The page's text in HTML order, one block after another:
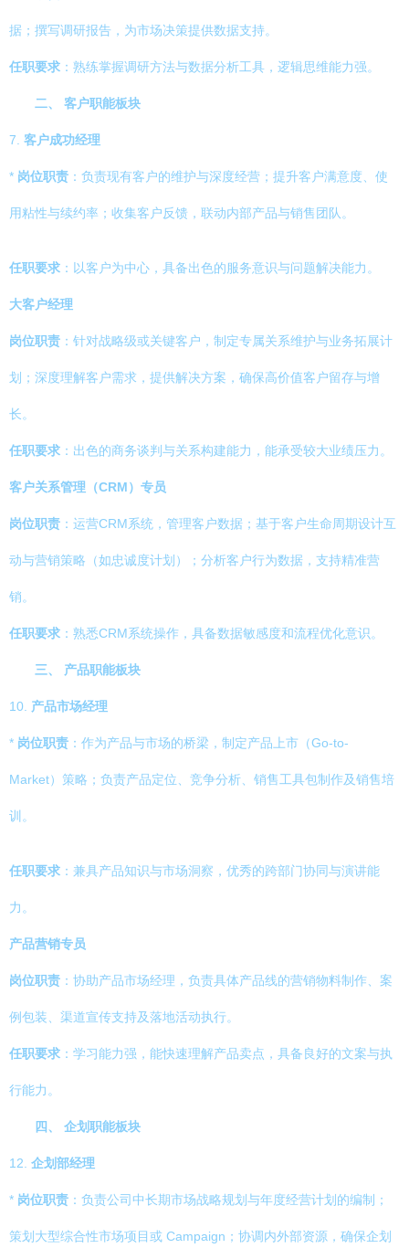
据；撰写调研报告，为市场决策提供数据支持。
任职要求 ：熟练掌握调研方法与数据分析工具，逻辑思维能力强。
二、 客户职能板块
7. 客户成功经理
* 岗位职责 ：负责现有客户的维护与深度经营；提升客户满意度、使
用粘性与续约率；收集客户反馈，联动内部产品与销售团队。
任职要求 ：以客户为中心，具备出色的服务意识与问题解决能力。
大客户经理
岗位职责 ：针对战略级或关键客户，制定专属关系维护与业务拓展计
划；深度理解客户需求，提供解决方案，确保高价值客户留存与增
长。
任职要求 ：出色的商务谈判与关系构建能力，能承受较大业绩压力。
客户关系管理（CRM）专员
岗位职责 ：运营CRM系统，管理客户数据；基于客户生命周期设计互
动与营销策略（如忠诚度计划）；分析客户行为数据，支持精准营
销。
任职要求 ：熟悉CRM系统操作，具备数据敏感度和流程优化意识。
三、 产品职能板块
10. 产品市场经理
* 岗位职责 ：作为产品与市场的桥梁，制定产品上市（Go-to-
Market）策略；负责产品定位、竞争分析、销售工具包制作及销售培
训。
任职要求 ：兼具产品知识与市场洞察，优秀的跨部门协同与演讲能
力。
产品营销专员
岗位职责 ：协助产品市场经理，负责具体产品线的营销物料制作、案
例包装、渠道宣传支持及落地活动执行。
任职要求 ：学习能力强，能快速理解产品卖点，具备良好的文案与执
行能力。
四、 企划职能板块
12. 企划部经理
* 岗位职责 ：负责公司中长期市场战略规划与年度经营计划的编制；
策划大型综合性市场项目或 Campaign；协调内外部资源，确保企划